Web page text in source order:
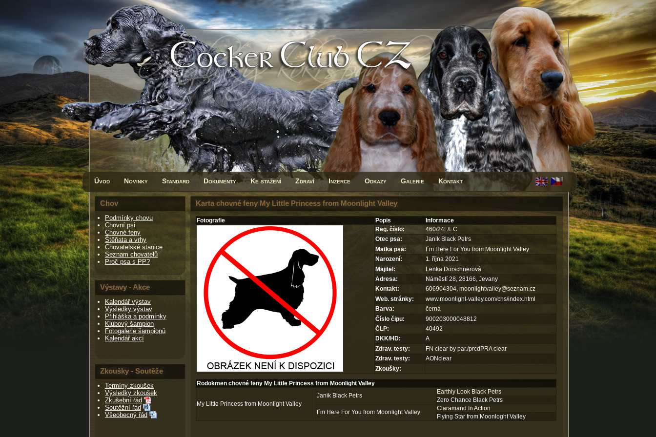
Úvod Novinky Standard Dokumenty Ke stažení Zdraví Inzerce Odkazy Galerie Kontakt
Chov
Podmínky chovu
Chovní psi
Chovné feny
Štěňata a vrhy
Chovatelské stanice
Seznam chovatelů
Proč psa s PP?
Výstavy - Akce
Kalendář výstav
Výsledky výstav
Přihláška a podmínky
Klubový šampion
Fotogalerie šampionů
Kalendář akcí
Zkoušky - Soutěže
Termíny zkoušek
Výsledky zkoušek
Zkušební řád
Soutěžní řád
Všeobecný řád
Karta chovné feny My Little Princess from Moonlight Valley
Fotografie Popis
Informace
Reg. číslo:
460/24F/EC
Otec psa:
Janik Black Petrs
Matka psa:
I´m Here For You from Moonlight Valley
Narození:
1. října 2021
Majitel:
Lenka Dorschnerová
Adresa:
Náměstí 28, 28166, Jevany
Kontakt:
606904304, moonlightvalley@seznam.cz
Web. stránky:
www.moonlight-valley.com/chs/index.html
Barva:
černá
Číslo čipu:
900203000048812
ČLP:
40492
DKK/HD:
A
Zdrav. testy:
FN clear by par./prcdPRA clear
Zdrav. testy:
AONclear
Zkoušky:
Rodokmen chovné feny My Little Princess from Moonlight Valley
My Little Princess from Moonlight Valley
Janik Black Petrs
Earthly Look Black Petrs
Zero Chance Black Petrs
I´m Here For You from Moonlight Valley
Claramand In Action
Flying Star from Moonloght Valley